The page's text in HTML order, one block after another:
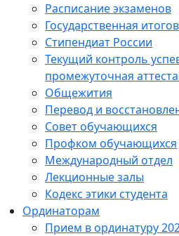
Расписание экзаменов
Государственная
Стипендиат России
Текущий контроль
промежуточная
Общежития
Перевод и
Совет обучающихся
Профком обучающихся
Международный отдел
Лекционные залы
Кодекс этики студента
Ординаторам
Прием в ординатуру